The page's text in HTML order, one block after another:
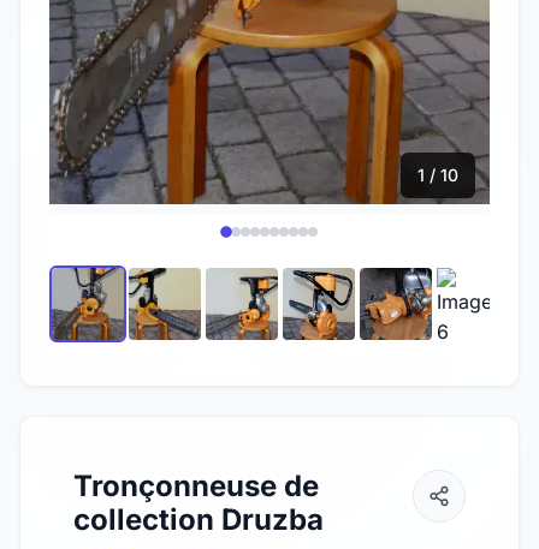
1 / 10
Tronçonneuse de
collection Druzba